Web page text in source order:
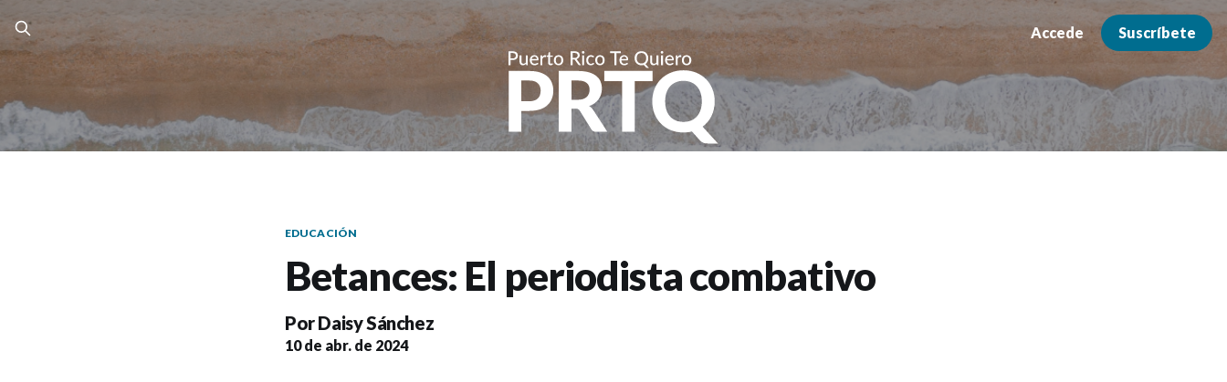
Accede Suscríbete
EDUCACIÓN
Betances: El periodista combativo
PorDaisy Sánchez
10 de abr. de 2024